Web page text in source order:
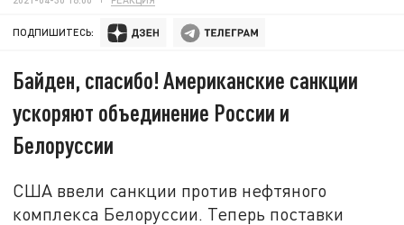
ПОДПИШИТЕСЬ:
Байден, спасибо! Американские санкции
ускоряют объединение России и
Белоруссии
США ввели санкции против нефтяного
комплекса Белоруссии. Теперь поставки